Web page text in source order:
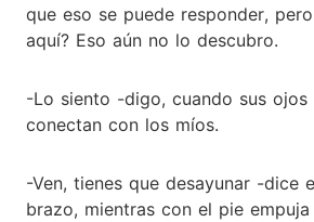
que eso se puede responder,
aquí? Eso aún no lo descubro.
-Lo siento -digo, cuando sus ojos
conectan con los míos.
-Ven, tienes que desayunar -dice
brazo, mientras con el pie